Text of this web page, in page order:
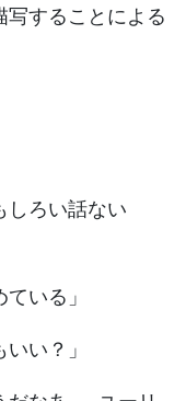
写することによる
しろい話ない
いる」
い？」